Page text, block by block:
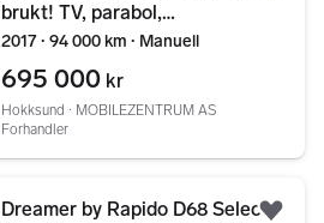
brukt! TV, parabol,
solcelle,hengerfeste mm
2017 ∙ 94 000 km ∙ Manuell
695 000 kr
Hokksund ∙ MOBILEZENTRUM AS
Forhandler
Dreamer by Rapido D68 Select